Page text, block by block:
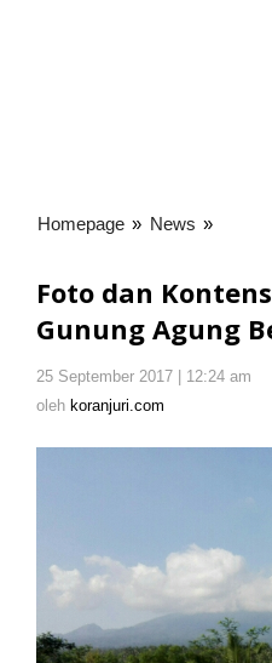
Homepage » News »
Hoaks
Soal
Agung
Foto dan
Gunung Agung
25 September 2017 | 12:24 am
oleh koranjuri.com